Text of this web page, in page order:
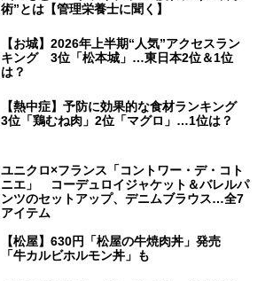
術”とは【管理栄養士に聞く】
【お城】2026年上半期“人気”アクセスラン
キング 3位「松本城」…東日本2位＆1位
は？
【熱中症】予防に効果的な食材ランキング
3位「鶏むね肉」2位「マグロ」…1位は？
ユニクロ×フランス「コントワー・デ・コト
ニエ」 コーデュロイジャケット＆バレルパ
ンツのセットアップ、デニムブラウス…全7
アイテム
【松屋】630円「松屋の牛焼肉丼」発売
「牛カルビホルモン丼」も